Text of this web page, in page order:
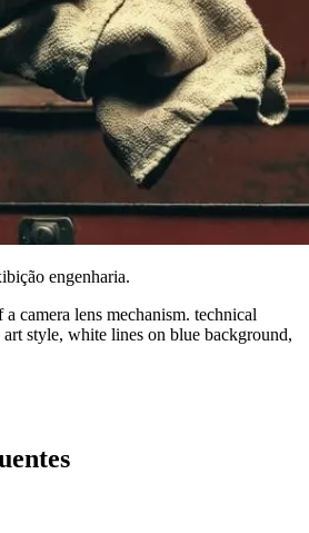
engenharia.
camera lens mechanism. technical
style, white lines on blue background,